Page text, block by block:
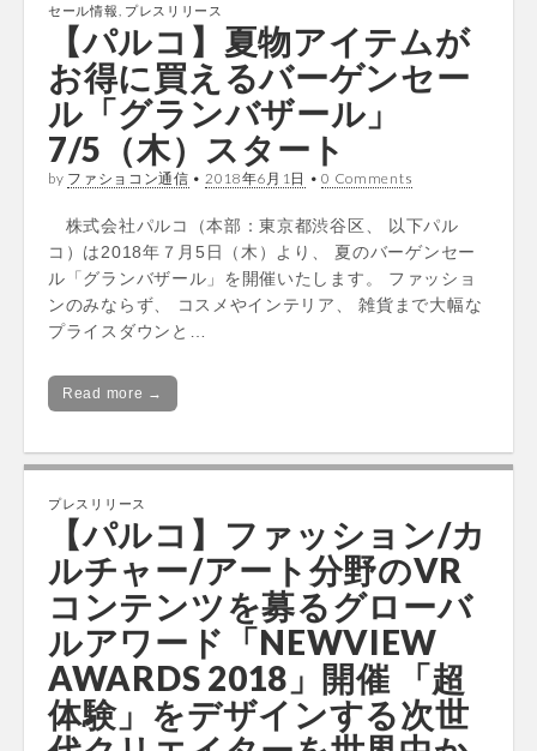
セール情報 プレスリリース
【パルコ】夏物アイテムが
お得に買えるバーゲンセー
ル「グランバザール」
7/5（木）スタート
by ファショコン通信 • 2018年6月1日 •0 Comments
株式会社パルコ（本部：東京都渋谷区、 以下パル
コ）は2018年７月5日（木）より、 夏のバーゲンセー
ル「グランバザール」を開催いたします。 ファッショ
ンのみならず、 コスメやインテリア、 雑貨まで大幅な
プライスダウンと…
Read more →
プレスリリース
【パルコ】ファッション/カ
ルチャー/アート分野のVR
コンテンツを募るグローバ
ルアワード「NEWVIEW
AWARDS 2018」開催 「超
体験」をデザインする次世